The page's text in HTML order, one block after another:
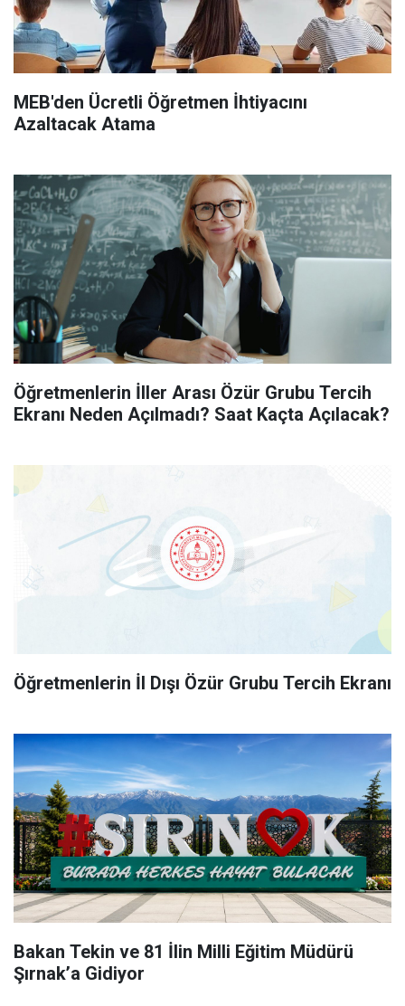
MEB'den Ücretli Öğretmen İhtiyacını
Azaltacak Atama
Öğretmenlerin İller Arası Özür Grubu Tercih
Ekranı Neden Açılmadı? Saat Kaçta Açılacak?
Öğretmenlerin İl Dışı Özür Grubu Tercih Ekranı
Bakan Tekin ve 81 İlin Milli Eğitim Müdürü
Şırnak’a Gidiyor